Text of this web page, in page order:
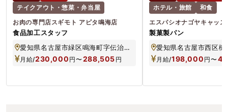
テイクアウト・惣菜・弁当屋
お肉の専門店スギモト アピタ鳴海店
食品加工スタッフ
愛知県名古屋市緑区鳴海町字伝治山3-9 アピタ鳴海店1F
月給/230,000 円〜288,505 円
ホテル・旅館
和食
エスパシオナゴヤキャッス
製菓製パン
月給/198,000 円〜